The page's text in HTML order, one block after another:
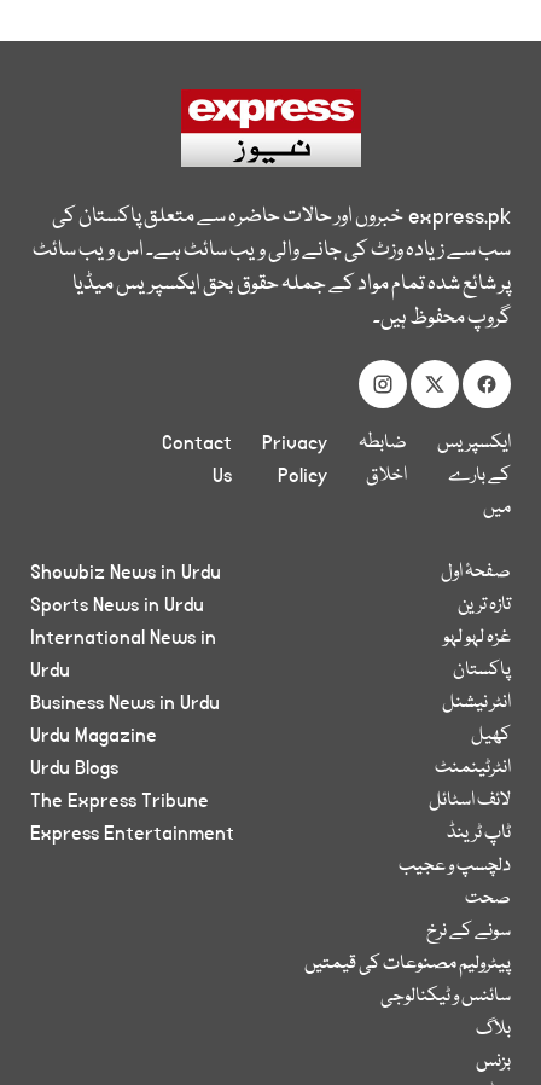
express.pkخبروں اور حالات حاضرہ سے متعلق پاکستان کی
سب سے زیادہ وزٹ کی جانے والی ویب سائٹ ہے۔ اس ویب سائٹ
پر شائع شدہ تمام مواد کے جملہ حقوق بحق ایکسپریس میڈیا
گروپ محفوظ ہیں۔
ایکسپریس
کے بارے
میں
ضابطہ
اخلاق
Privacy
Policy
Contact
Us
صفحۂ اول
تازہ ترین
غزہ لہو لہو
پاکستان
انٹر نیشنل
کھیل
انٹرٹینمنٹ
لائف اسٹائل
ٹاپ ٹرینڈ
دلچسپ و عجیب
صحت
سونے کے نرخ
پیٹرولیم مصنوعات کی قیمتیں
سائنس و ٹیکنالوجی
بلاگ
بزنس
Showbiz News in Urdu
Sports News in Urdu
International News in
Urdu
Business News in Urdu
Urdu Magazine
Urdu Blogs
The Express Tribune
Express Entertainment